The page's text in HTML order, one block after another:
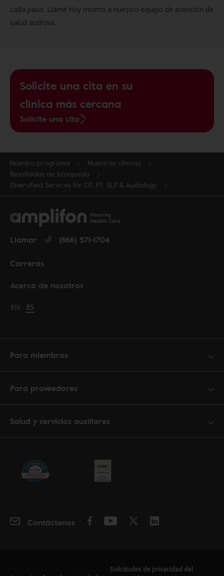
cada paso. Llame hoy mismo a nuestro equipo de atención de
salud auditiva.
Solicite una cita en su
clínica más cercana
Solicite una cita
Nuestro programa
Nuestras clínicas
Resultados de búsqueda
Diversified Services for OT, PT, SLP & Audiology
Acerca de nosotros
Carreras
Llamar (866) 571-1704
Change language to English
EN Cambiar idioma a español
ES
Para miembros
Para proveedores
Salud y servicios auxiliares
Contáctenos
Solicitudes de privacidad del